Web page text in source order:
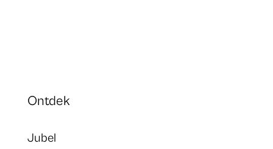
Ontdek
Jubel